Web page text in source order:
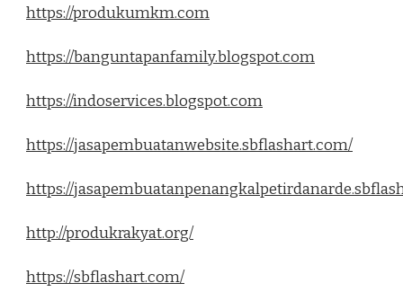
https://produkumkm.com
https://banguntapanfamily.blogspot.com
https://indoservices.blogspot.com
https://jasapembuatanwebsite.sbflashart.com/
https://
http://produkrakyat.org/
https://sbflashart.com/